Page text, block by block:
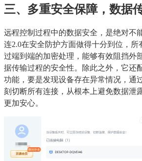
三、多重安全保障，数据
远程控制过程中的数据安全，是绝对不
连2.0在安全防护方面做得十分到位，所
过端到端的加密处理，能够有效阻挡外
据传输过程的安全性。除此之外，它还
功能，要是发现设备存在异常情况，通
刻切断所有连接，从根本上避免数据泄
更加安心。